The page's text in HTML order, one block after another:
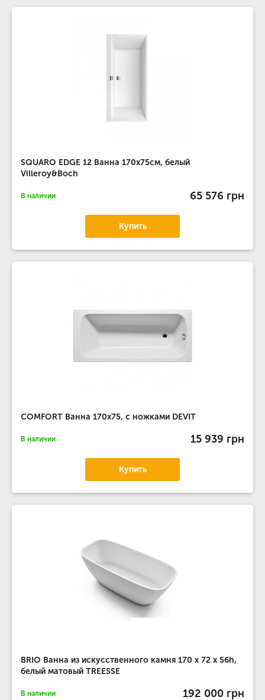
SQUARO EDGE 12 Ванна 170х75см, белый
Villeroy&Boch
В наличии 65 576 грн
Купить
COMFORT Ванна 170х75, с ножками DEVIT
В наличии 15 939 грн
Купить
BRIO Ванна из искусственного камня 170 x 72 x 56h,
белый матовый TREESSE
В наличии 192 000 грн